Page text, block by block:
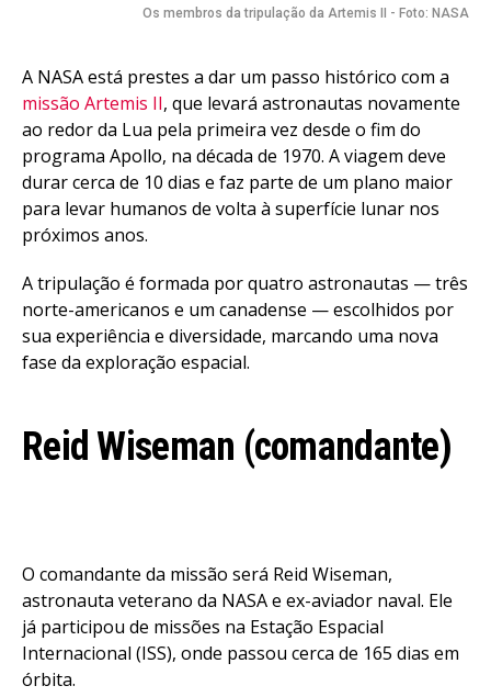
Os membros da tripulação da Artemis II - Foto: NASA
A NASA está prestes a dar um passo histórico com a
missão Artemis II, que levará astronautas novamente
ao redor da Lua pela primeira vez desde o fim do
programa Apollo, na década de 1970. A viagem deve
durar cerca de 10 dias e faz parte de um plano maior
para levar humanos de volta à superfície lunar nos
próximos anos.
A tripulação é formada por quatro astronautas — três
norte-americanos e um canadense — escolhidos por
sua experiência e diversidade, marcando uma nova
fase da exploração espacial.
Reid Wiseman (comandante)
O comandante da missão será Reid Wiseman,
astronauta veterano da NASA e ex-aviador naval. Ele
já participou de missões na Estação Espacial
Internacional (ISS), onde passou cerca de 165 dias em
órbita.